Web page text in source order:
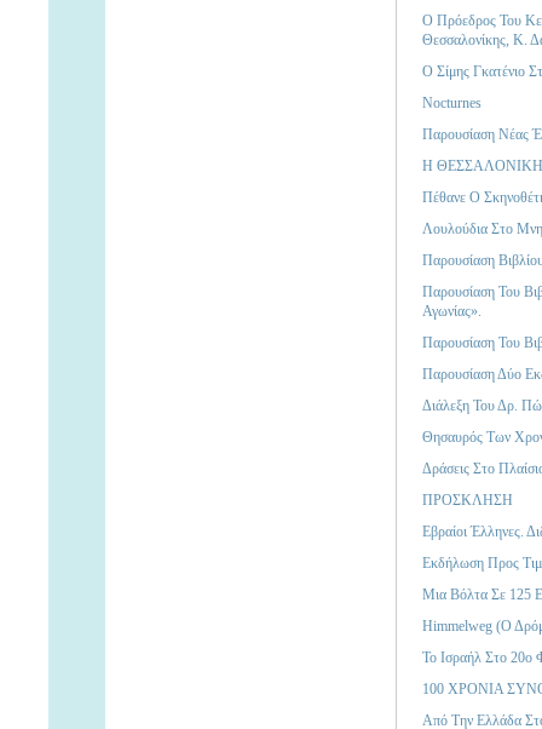
O Πρόεδρος Του
Θεσσαλονίκης, Κ.
Ο Σίμης Γκατένιο
Nocturnes
Παρουσίαση Νέας
Η ΘΕΣΣΑΛΟΝΙΚΗ
Πέθανε Ο
Λουλούδια Στο
Παρουσίαση
Παρουσίαση Του
Αγωνίας».
Παρουσίαση Του
Παρουσίαση Δύο
Διάλεξη Του Δρ.
Θησαυρός Των
Δράσεις Στο
ΠΡΟΣΚΛΗΣΗ
Εβραίοι Έλληνες.
Εκδήλωση Προς
Μια Βόλτα Σε 125
Himmelweg (ο
Το Ισραήλ Στο 20ο
100 ΧΡΟΝΙΑ
Από Την Ελλάδα